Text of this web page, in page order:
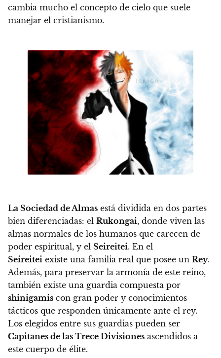
cambia mucho el concepto de cielo que suele
manejar el cristianismo.
La Sociedad de Almas está dividida en dos partes
bien diferenciadas: el Rukongai, donde viven las
almas normales de los humanos que carecen de
poder espiritual, y el Seireitei. En el
Seireitei existe una familia real que posee un Rey.
Además, para preservar la armonía de este reino,
también existe una guardia compuesta por
shinigamis con gran poder y conocimientos
tácticos que responden únicamente ante el rey.
Los elegidos entre sus guardias pueden ser
Capitanes de las Trece Divisiones ascendidos a
este cuerpo de élite.